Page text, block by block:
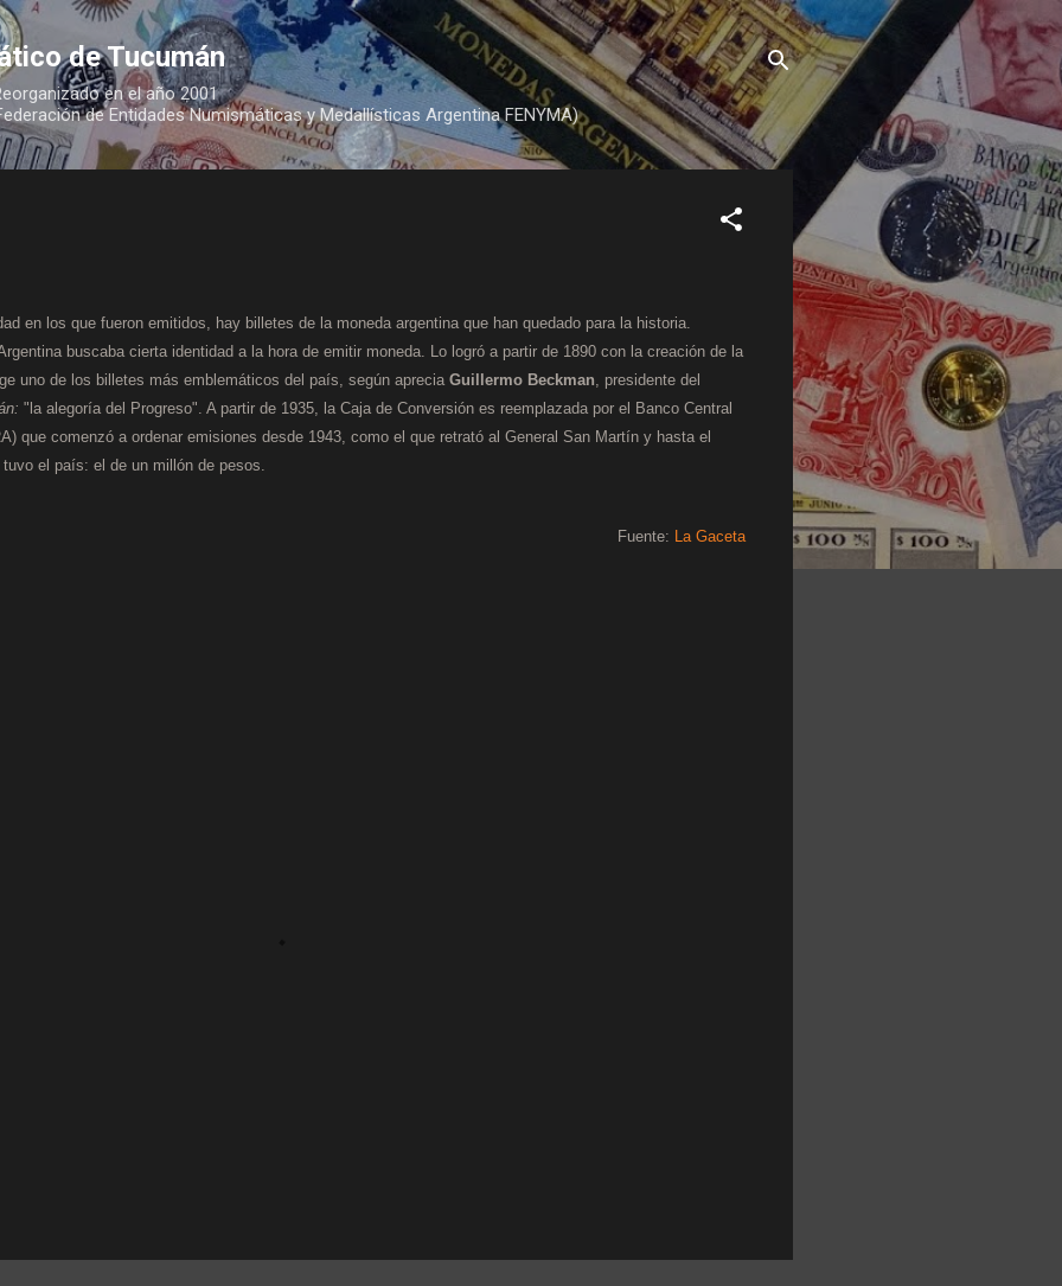
Ir al contenido principal
de Tucumán
en el año 2001
de Entidades Numismáticas y Medallísticas Argentina FENYMA)
en los que fueron emitidos, hay billetes de la moneda argentina que han quedado para la historia.
buscaba cierta identidad a la hora de emitir moneda. Lo logró a partir de 1890 con la creación de la
uno de los billetes más emblemáticos del país, según aprecia Guillermo Beckman , presidente del
"la alegoría del Progreso". A partir de 1935, la Caja de Conversión es reemplazada por el Banco Central
que comenzó a ordenar emisiones desde 1943, como el que retrató al General San Martín y hasta el
el país: el de un millón de pesos.
Fuente: La Gaceta